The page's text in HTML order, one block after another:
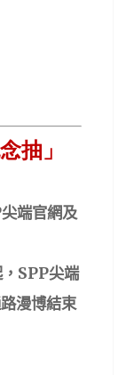
抽」
尖端官網及
SPP尖端
漫博結束